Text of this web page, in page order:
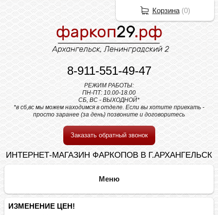
8-911-551-49-47
РЕЖИМ РАБОТЫ:
ПН-ПТ: 10.00-18.00
СБ, ВС - ВЫХОДНОЙ*
*в сб,вс мы можем находимся в отделе. Если вы хотите приехать -
просто заранее (за день) позвоните и договоритесь
Заказать обратный звонок
ИНТЕРНЕТ-МАГАЗИН ФАРКОПОВ В Г.АРХАНГЕЛЬСК
ИЗМЕНЕНИЕ ЦЕН!
Корзина(0)